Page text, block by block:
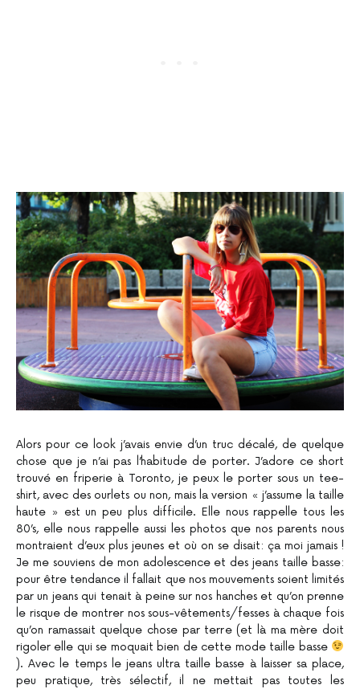
Alors pour ce look j’avais envie d’un truc décalé, de quelque
chose que je n’ai pas l’habitude de porter. J’adore ce short
trouvé en friperie à Toronto, je peux le porter sous un tee-
shirt, avec des ourlets ou non, mais la version « j’assume la taille
haute » est un peu plus difficile. Elle nous rappelle tous les
80’s, elle nous rappelle aussi les photos que nos parents nous
montraient d’eux plus jeunes et où on se disait: ça moi jamais !
Je me souviens de mon adolescence et des jeans taille basse:
pour être tendance il fallait que nos mouvements soient limités
par un jeans qui tenait à peine sur nos hanches et qu’on prenne
le risque de montrer nos sous-vêtements/fesses à chaque fois
qu’on ramassait quelque chose par terre (et là ma mère doit
rigoler elle qui se moquait bien de cette mode taille basse
). Avec le temps le jeans ultra taille basse à laisser sa place,
peu pratique, très sélectif, il ne mettait pas toutes les